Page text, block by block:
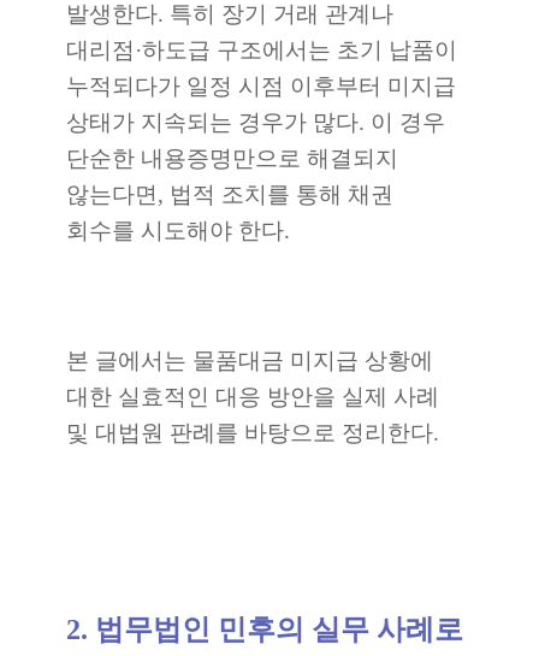
발생한다. 특히 장기 거래 관계나
대리점·하도급 구조에서는 초기 납품이
누적되다가 일정 시점 이후부터 미지급
상태가 지속되는 경우가 많다. 이 경우
단순한 내용증명만으로 해결되지
않는다면, 법적 조치를 통해 채권
회수를 시도해야 한다.
본 글에서는 물품대금 미지급 상황에
대한 실효적인 대응 방안을 실제 사례
및 대법원 판례를 바탕으로 정리한다.
2. 법무법인 민후의 실무 사례로